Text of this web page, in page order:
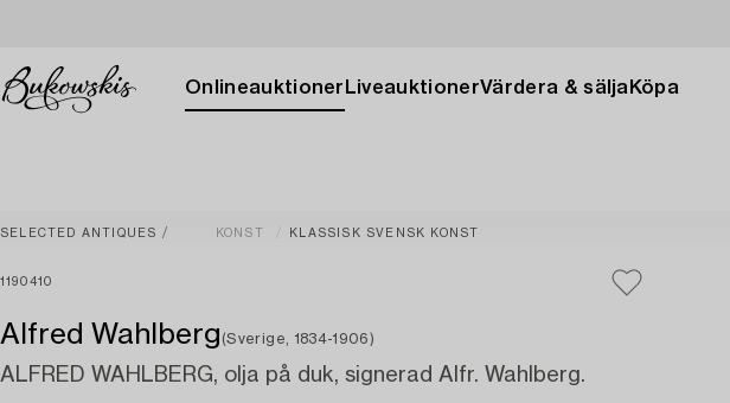
Onlineauktioner LiveauktionerVärdera & sälja Köpa
SELECTED ANTIQUES KONST KLASSISK SVENSK KONST
1190410
Alfred Wahlberg (Sverige, 1834-1906)
ALFRED WAHLBERG, olja på duk, signerad Alfr. Wahlberg.